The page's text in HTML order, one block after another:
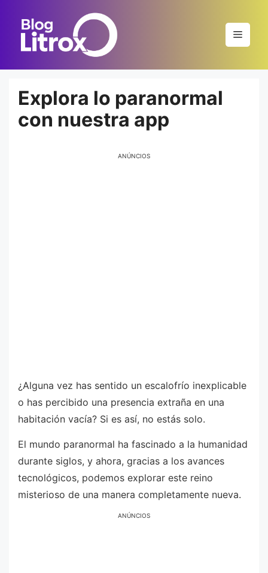
contenido
Menú
Explora lo paranormal
con nuestra app
ANÚNCIOS
¿Alguna vez has sentido un escalofrío inexplicable
o has percibido una presencia extraña en una
habitación vacía? Si es así, no estás solo.
El mundo paranormal ha fascinado a la humanidad
durante siglos, y ahora, gracias a los avances
tecnológicos, podemos explorar este reino
misterioso de una manera completamente nueva.
ANÚNCIOS